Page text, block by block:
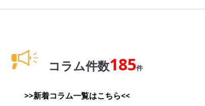
コラム件数185件
>>新着コラム一覧はこちら<<